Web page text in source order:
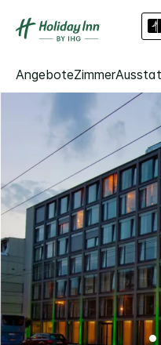
AngeboteZimmer